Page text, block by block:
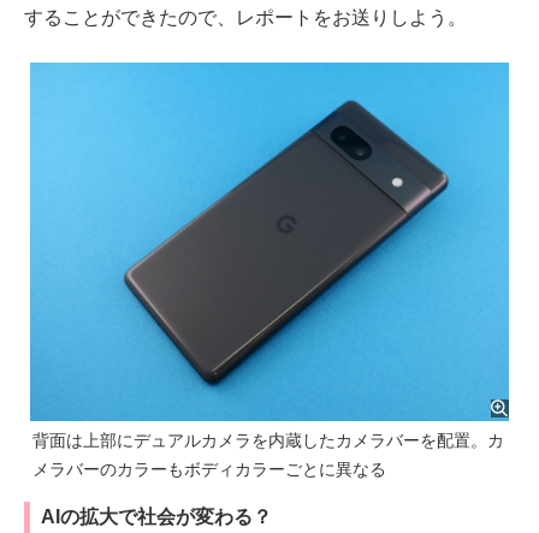
することができたので、レポートをお送りしよう。
背面は上部にデュアルカメラを内蔵したカメラバーを配置。カ
メラバーのカラーもボディカラーごとに異なる
AIの拡大で社会が変わる？